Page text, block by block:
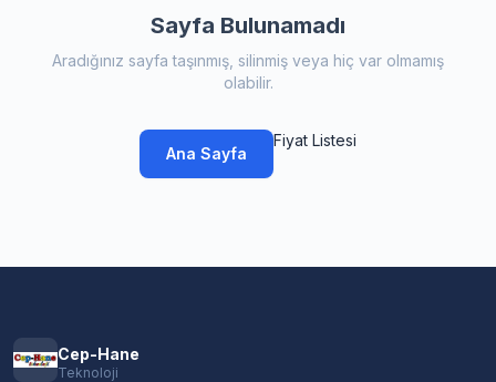
Sayfa Bulunamadı
Aradığınız sayfa taşınmış, silinmiş veya hiç var olmamış
olabilir.
Ana Sayfa
Fiyat Listesi
Cep-Hane
Teknoloji